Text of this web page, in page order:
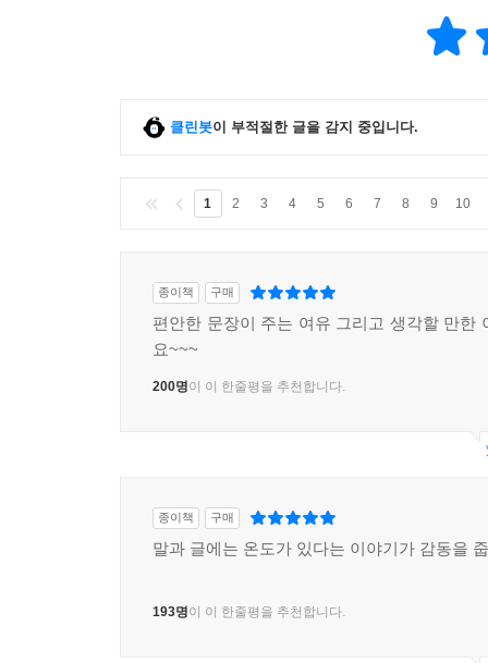
클린봇이 부적절한 글을 감지 중입니다.
1 2 3 4 5 6 7 8 9 10
종이책 구매
편안한 문장이 주는 여유 그리고 생각할 만한
요~~~
200명이 이 한줄평을 추천합니다.
종이책 구매
말과 글에는 온도가 있다는 이야기가 감동을
193명이 이 한줄평을 추천합니다.